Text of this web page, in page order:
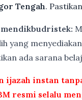
Tengah.
yang
ada sarana
ijazah instan
resmi selalu